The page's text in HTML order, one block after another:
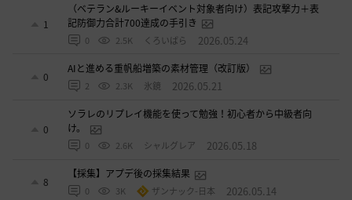
1
（ベテラン&ルーキーイベント対象者向け）表記攻撃力＋表
記防御力合計700達成の手引き
0 2.5K くろいばら 2026.05.24
0
AIと進める重帆船増築の素材管理（改訂版）
2 2.3K 氷鏡 2026.05.21
0
ソラレのリプレイ機能を使って勉強！初心者から中級者向
け。
0 2.6K シャルグレア 2026.05.18
8
【採集】アプデ後の採集結果
0 3K ザンナック-日本 2026.05.14